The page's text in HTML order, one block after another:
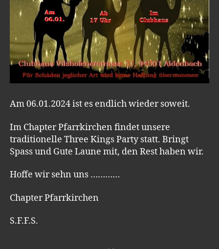
Am 06.01.2024 ist es endlich wieder soweit.
Im Chapter Pfarrkirchen findet unsere
traditionelle Three Kings Party statt. Bringt
Spass und Gute Laune mit, den Rest haben wir.
Hoffe wir sehn uns …………
Chapter Pfarrkirchen
S.F.F.S.